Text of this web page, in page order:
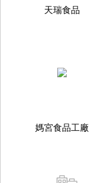
天瑞食品
媽宮食品工廠